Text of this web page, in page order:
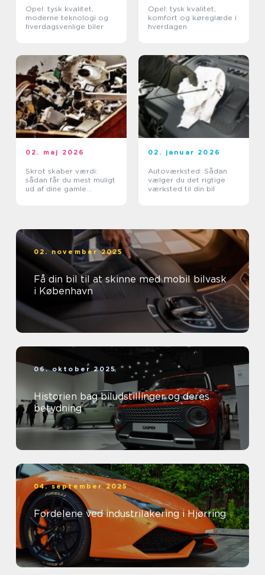
Opel: tysk kvalitet,
moderne teknologi og
hverdagsvenlige biler
Opel: tysk kvalitet,
komfort og køreglæde i
hverdagen
02. maj 2026
Skrot skaber værdi:
sådan får du mest muligt
ud af dine gamle
02. januar 2026
Autoværksted: Sådan
vælger du det rigtige
værksted til din bil
02. november 2025
Få din bil til at skinne med mobil bilvask
i København
06. oktober 2025
Historien bag biludstillinger og deres
betydning
04. september 2025
Fordelene ved industrilakering i Hjørring